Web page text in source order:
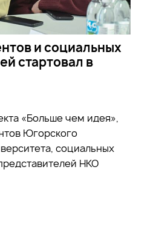
и социальных
стартовал в
«Больше чем идея»,
Югорского
социальных
НКО